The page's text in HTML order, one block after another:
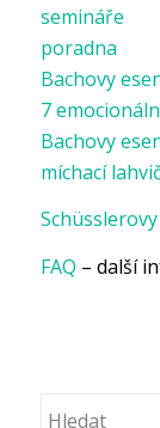
semináře
poradna
Bachovy
7
Bachovy
míchací
FAQ – další